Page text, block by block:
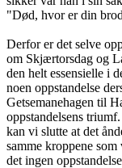
"Død, hvor er din
Derfor er det selve
om Skjærtorsdag og
den helt essensielle i
noen oppstandelse
Getsemanehagen til
oppstandelsens
kan vi slutte at det
samme kroppene
det ingen